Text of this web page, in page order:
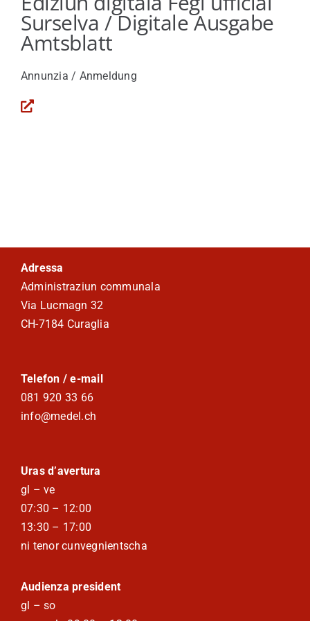
Viver a Medel
Surselva / Digitale Ausgabe
Amtsblatt
Annunzia / Anmeldung
Adressa
Administraziun communala
Via Lucmagn 32
CH-7184 Curaglia
Telefon / e-mail
081 920 33 66
info@medel.ch
Uras d’avertura
gl – ve
07:30 – 12:00
13:30 – 17:00
ni tenor cunvegnientscha
Audienza president
gl – so